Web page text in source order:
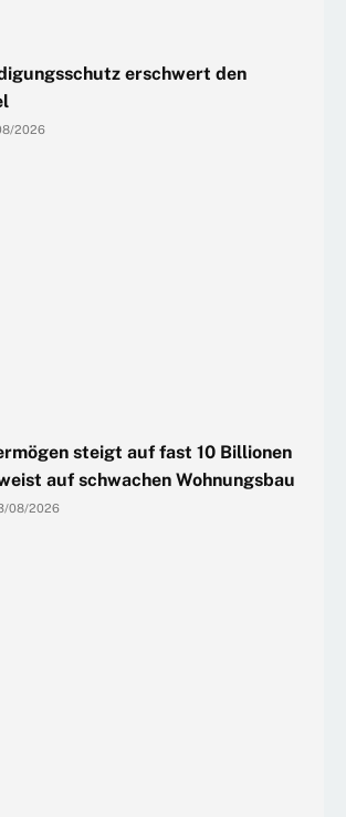
erschwert den
2026
steigt auf fast 10 Billionen
auf schwachen Wohnungsbau
08/2026